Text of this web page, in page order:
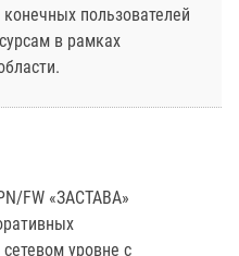
пользователей
в рамках
FW «ЗАСТАВА»
уровне с